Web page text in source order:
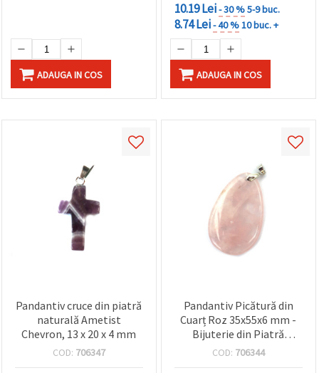
ADAUGA IN COS
10.19 Lei- 30 %5-9 buc.
8.74 Lei- 40 %10 buc. +
ADAUGA IN COS
Pandantiv cruce din piatră
naturală Ametist
Chevron, 13 x 20 x 4 mm
COD: 706347
Pandantiv Picătură din
Cuarț Roz 35x55x6 mm -
Bijuterie din Piatră
Naturală
COD: 706344